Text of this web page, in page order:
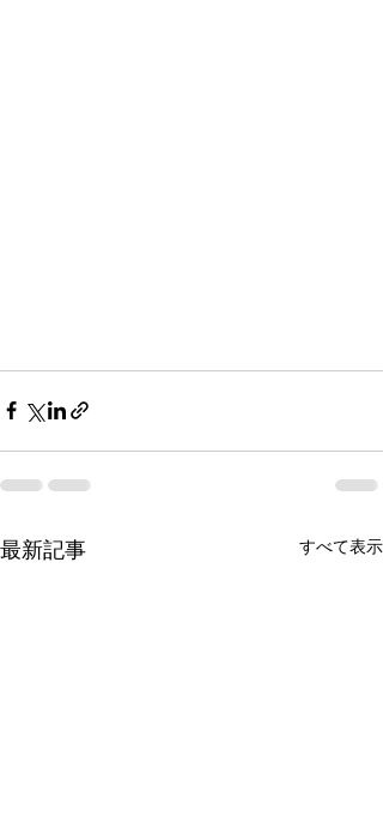
最新記事 すべて表示